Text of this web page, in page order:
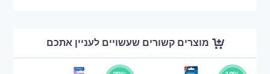
מוצרים קשורים שעשויים לעניין אתכם